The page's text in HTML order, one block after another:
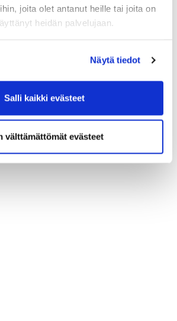
joita olet antanut heille tai joita on
heidän palvelujaan.
Näytä tiedot
Salli kaikki evästeet
välttämättömät evästeet